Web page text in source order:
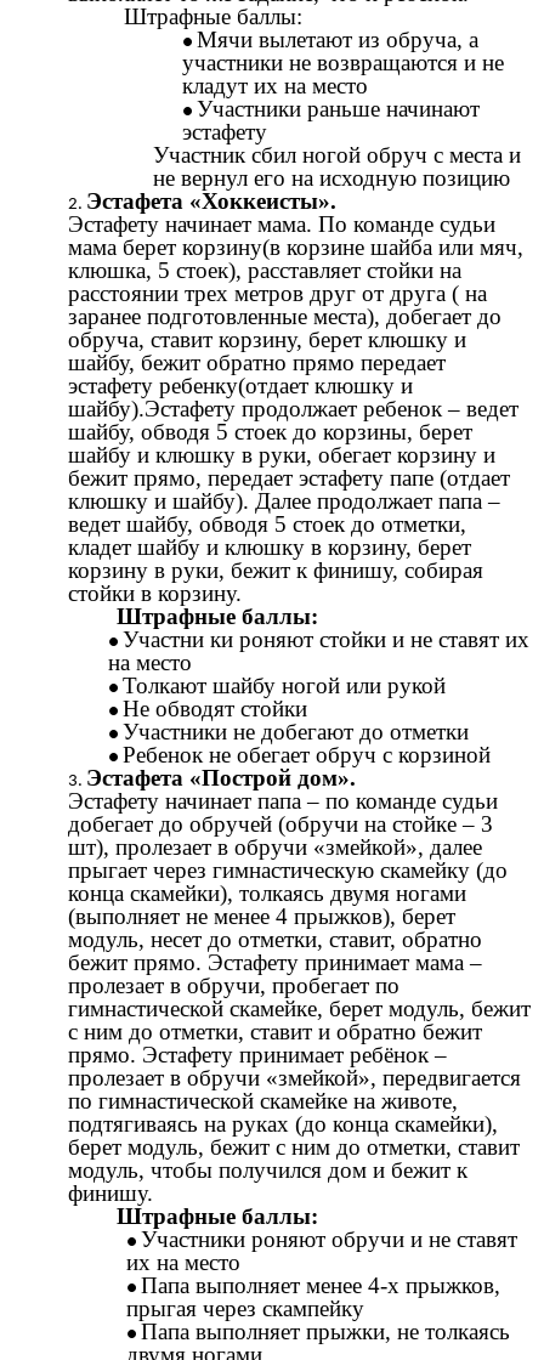
Штрафные баллы:
Мячи вылетают из обруча, а
участники не возвращаются и не
кладут их на место
Участники раньше начинают
эстафету
Участник сбил ногой обруч с места и
не вернул его на исходную позицию
Эстафета «Хоккеисты».
Эстафету начинает мама. По команде судьи
мама берет корзину(в корзине шайба или мяч,
клюшка, 5 стоек), расставляет стойки на
расстоянии трех метров друг от друга ( на
заранее подготовленные места), добегает до
обруча, ставит корзину, берет клюшку и
шайбу, бежит обратно прямо передает
эстафету ребенку(отдает клюшку и
шайбу).Эстафету продолжает ребенок – ведет
шайбу, обводя 5 стоек до корзины, берет
шайбу и клюшку в руки, обегает корзину и
бежит прямо, передает эстафету папе (отдает
клюшку и шайбу). Далее продолжает папа –
ведет шайбу, обводя 5 стоек до отметки,
кладет шайбу и клюшку в корзину, берет
корзину в руки, бежит к финишу, собирая
стойки в корзину.
Штрафные баллы:
Участни ки роняют стойки и не ставят их
на место
Толкают шайбу ногой или рукой
Не обводят стойки
Участники не добегают до отметки
Ребенок не обегает обруч с корзиной
Эстафета «Построй дом».
Эстафету начинает папа – по команде судьи
добегает до обручей (обручи на стойке – 3
шт), пролезает в обручи «змейкой», далее
прыгает через гимнастическую скамейку (до
конца скамейки), толкаясь двумя ногами
(выполняет не менее 4 прыжков), берет
модуль, несет до отметки, ставит, обратно
бежит прямо. Эстафету принимает мама –
пролезает в обручи, пробегает по
гимнастической скамейке, берет модуль, бежит
с ним до отметки, ставит и обратно бежит
прямо. Эстафету принимает ребёнок –
пролезает в обручи «змейкой», передвигается
по гимнастической скамейке на животе,
подтягиваясь на руках (до конца скамейки),
берет модуль, бежит с ним до отметки, ставит
модуль, чтобы получился дом и бежит к
финишу.
Штрафные баллы:
Участники роняют обручи и не ставят
их на место
Папа выполняет менее 4-х прыжков,
прыгая через скампейку
Папа выполняет прыжки, не толкаясь
двумя ногами